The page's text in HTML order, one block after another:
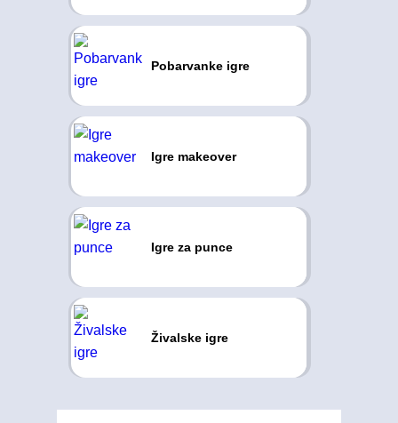
Pobarvanke igre
Igre makeover
Igre za punce
Živalske igre